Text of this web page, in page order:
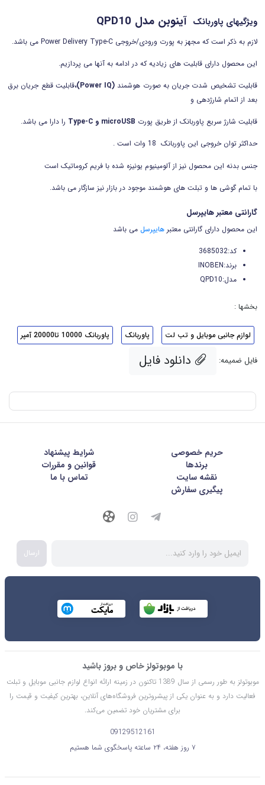
ویژگیهای پاوربانک آینوبن مدل QPD10
لازم به ذکر است که مجهز به پورت ورودی/خروجی Power Delivery Type-C می باشد.
این محصول دارای قابلیت های زیادیه که در ادامه به آنها می پردازیم.
قابلیت تشخیص شدت جریان به صورت هوشمند (Power IQ)،
قابلیت قطع جریان برق
بعد از اتمام شارژدهی و
قابلیت شارژ سریع پاوربانک از طریق پورت microUSB و Type-C
را دارا می باشد.
حداکثر توان خروجی این پاوربانک 18 وات است .
جنس بدنه این محصول نیز از آلومینیوم یونیزه شده با فریم کروماتیک است
با تمام گوشی ها و تبلت های هوشمند موجود در بازار نیز سازگار می باشد.
گارانتی معتبر هایپرسل
این محصول دارای گارانتی معتبر هایپرسل می باشد
کد:3685032
برند:INOBEN
مدل:QPD10
بخشها :
لوازم جانبی موبایل و تب لت پاوربانک پاوربانک 10000 تا20000 آمپر
فایل ضمیمه: دانلود فایل
حریم خصوصی
شرايط پيشنهاد
برندها
قوانین و مقررات
نقشه سایت
تماس با ما
پیگیری سفارش
ارسال
با موبوتولز خاص و بروز باشید
موبوتولز به طور رسمی از سال 1389 تاکنون در زمینه ارائه انواع لوازم جانبی موبایل و تبلت
فعالیت دارد و به عنوان یکی از پیشروترین فروشگاه‌های آنلاین، بهترین کیفیت و قیمت را
برای مشتریان خود تضمین می‌کند.
09129512161
۷ روز هفته، ۲۴ ساعته پاسخگوی شما هستیم